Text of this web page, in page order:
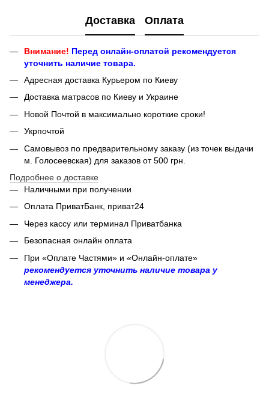
Доставка Оплата
Внимание! Перед онлайн-оплатой рекомендуется
уточнить наличие товара.
Адресная доставка Курьером по Киеву
Доставка матрасов по Киеву и Украине
Новой Почтой в максимально короткие сроки!
Укрпочтой
Самовывоз по предварительному заказу (из точек выдачи
м. Голосеевская) для заказов от 500 грн.
Подробнее о доставке
Наличными при получении
Оплата ПриватБанк, приват24
Через кассу или терминал Приватбанка
Безопасная онлайн оплата
При «Оплате Частями» и «Онлайн-оплате»
рекомендуется уточнить наличие товара у
менеджера.